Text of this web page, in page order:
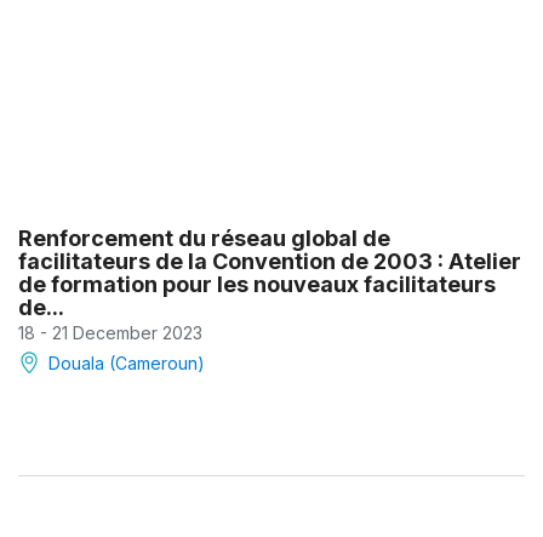
Renforcement du réseau global de
facilitateurs de la Convention de 2003 : Atelier
de formation pour les nouveaux facilitateurs
de...
18 - 21 December 2023
Douala (Cameroun)